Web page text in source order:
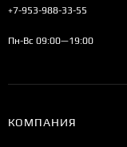
+7-953-988-33-55
Пн-Вс 09:00—19:00
КОМПАНИЯ